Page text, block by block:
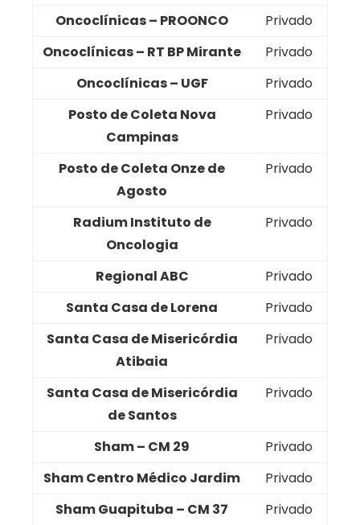
Oncoclínicas – PROONCO
Privado
Oncoclínicas – RT BP Mirante
Privado
Oncoclínicas – UGF
Privado
Posto de Coleta Nova
Campinas
Privado
Posto de Coleta Onze de
Agosto
Privado
Radium Instituto de
Oncologia
Privado
Regional ABC
Privado
Santa Casa de Lorena
Privado
Santa Casa de Misericórdia
Atibaia
Privado
Santa Casa de Misericórdia
de Santos
Privado
Sham – CM 29
Privado
Sham Centro Médico Jardim
Privado
Sham Guapituba – CM 37
Privado